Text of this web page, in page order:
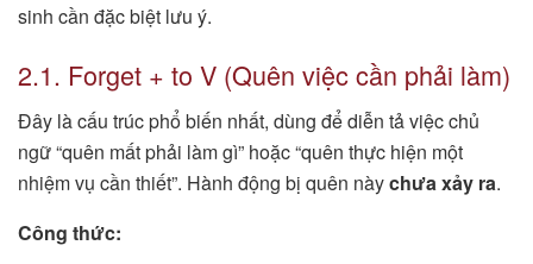
sinh cần đặc biệt lưu ý.
2.1. Forget + to V (Quên việc cần phải làm)
Đây là cấu trúc phổ biến nhất, dùng để diễn tả việc chủ
ngữ “quên mất phải làm gì” hoặc “quên thực hiện một
nhiệm vụ cần thiết”. Hành động bị quên nàychưa xảy ra.
Công thức: